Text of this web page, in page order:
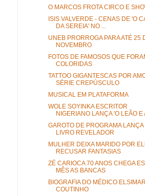
O MARCOS FROTA CIRCO E
ISIS VALVERDE - CENAS DE 'O
DA SEREIA' NO ...
UNEB PRORROGA PARA ATÉ 25
NOVEMBRO
FOTOS DE FAMOSOS QUE
COLORIDAS
TATTOO GIGANTESCAS POR
SÉRIE CREPÚSCULO
MUSICAL EM PLATAFORMA
WOLE SOYINKA ESCRITOR
NIGERIANO LANÇA 'O LEÃO E
GAROTO DE PROGRAMA LANÇA
LIVRO REVELADOR
MULHER DEIXA MARIDO POR
RECUSAR FANTASIAS
ZÉ CARIOCA 70 ANOS CHEGA
MÊS AS BANCAS
BIOGRAFIA DO MÉDICO ELSIMAR
COUTINHO